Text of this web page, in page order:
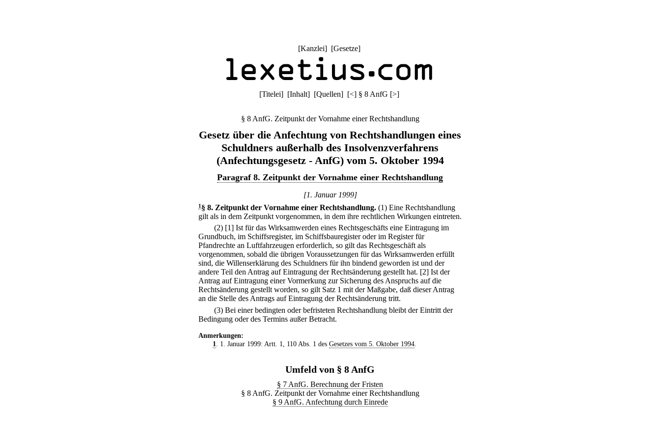
[Kanzlei] [Gesetze]
[Titelei] [Inhalt] [Quellen] [<] § 8 AnfG [>]
§ 8 AnfG. Zeitpunkt der Vornahme einer Rechtshandlung
Gesetz über die Anfechtung von Rechtshandlungen eines
Schuldners außerhalb des Insolvenzverfahrens
(Anfechtungsgesetz - AnfG) vom 5. Oktober 1994
Paragraf 8. Zeitpunkt der Vornahme einer Rechtshandlung
[1. Januar 1999]
1 § 8. Zeitpunkt der Vornahme einer Rechtshandlung. (1) Eine Rechtshandlung
gilt als in dem Zeitpunkt vorgenommen, in dem ihre rechtlichen Wirkungen eintreten.
(2) [1] Ist für das Wirksamwerden eines Rechtsgeschäfts eine Eintragung im
Grundbuch, im Schiffsregister, im Schiffsbauregister oder im Register für
Pfandrechte an Luftfahrzeugen erforderlich, so gilt das Rechtsgeschäft als
vorgenommen, sobald die übrigen Voraussetzungen für das Wirksamwerden erfüllt
sind, die Willenserklärung des Schuldners für ihn bindend geworden ist und der
andere Teil den Antrag auf Eintragung der Rechtsänderung gestellt hat. [2] Ist der
Antrag auf Eintragung einer Vormerkung zur Sicherung des Anspruchs auf die
Rechtsänderung gestellt worden, so gilt Satz 1 mit der Maßgabe, daß dieser Antrag
an die Stelle des Antrags auf Eintragung der Rechtsänderung tritt.
(3) Bei einer bedingten oder befristeten Rechtshandlung bleibt der Eintritt der
Bedingung oder des Termins außer Betracht.
Anmerkungen:
1
. 1. Januar 1999: Artt. 1, 110 Abs. 1 des Gesetzes vom 5. Oktober 1994.
Umfeld von § 8 AnfG
§ 7 AnfG. Berechnung der Fristen
§ 8 AnfG. Zeitpunkt der Vornahme einer Rechtshandlung
§ 9 AnfG. Anfechtung durch Einrede